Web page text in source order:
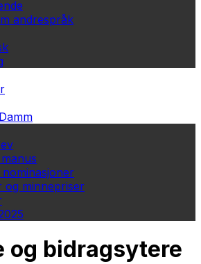
andrespråk
og minnepriser
og bidragsytere